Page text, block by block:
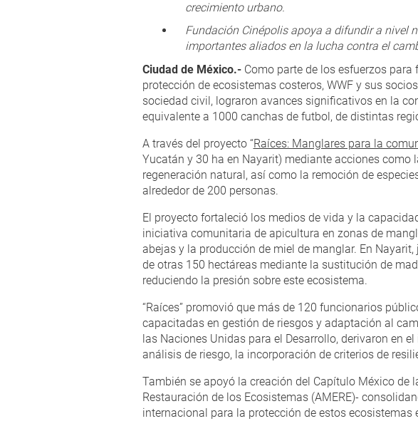
crecimiento urbano.
Fundación Cinépolis apoya a difundir a nivel
importantes aliados en la lucha contra el
Ciudad de México.-Como parte de los esfuerzos para
protección de ecosistemas costeros, WWF y sus
sociedad civil, lograron avances significativos en la
equivalente a 1000 canchas de futbol, de distintas
A través del proyecto “Raíces: Manglares para la
Yucatán y 30 ha en Nayarit) mediante acciones como
regeneración natural, así como la remoción de
alrededor de 200 personas.
El proyecto fortaleció los medios de vida y la
iniciativa comunitaria de apicultura en zonas de
abejas y la producción de miel de manglar. En
de otras 150 hectáreas mediante la sustitución de
reduciendo la presión sobre este ecosistema.
“Raíces” promovió que más de 120 funcionarios
capacitadas en gestión de riesgos y adaptación al
las Naciones Unidas para el Desarrollo, derivaron en
análisis de riesgo, la incorporación de criterios de
También se apoyó la creación del Capítulo México
Restauración de los Ecosistemas (AMERE)-
internacional para la protección de estos ecosistemas